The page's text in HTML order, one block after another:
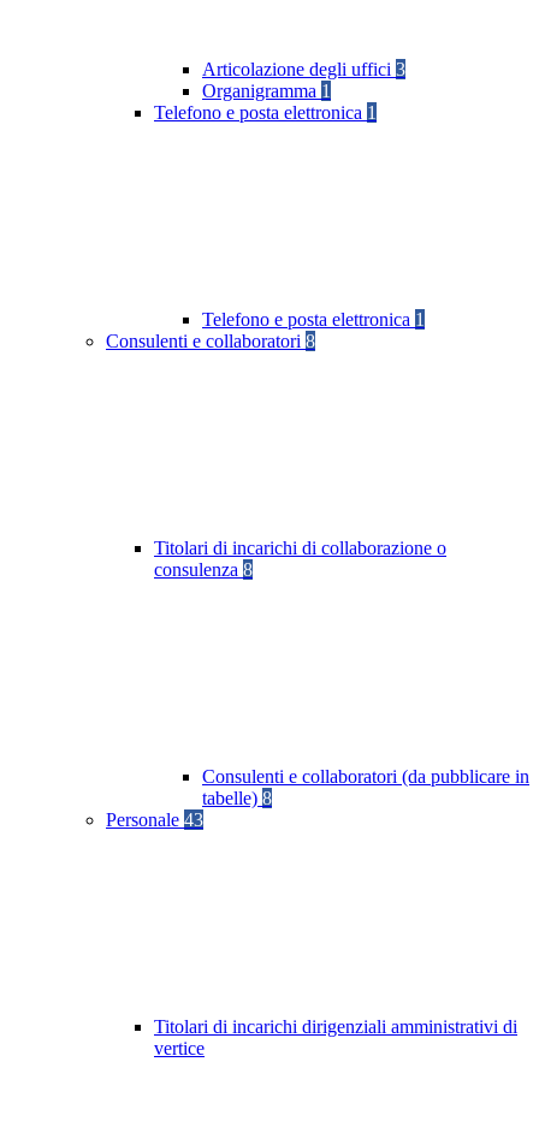
Articolazione degli uffici 3
Organigramma 1
Telefono e posta elettronica 1
Telefono e posta elettronica 1
Consulenti e collaboratori 8
Titolari di incarichi di collaborazione o
consulenza 8
Consulenti e collaboratori (da pubblicare in
tabelle) 8
Personale 43
Titolari di incarichi dirigenziali amministrativi di
vertice